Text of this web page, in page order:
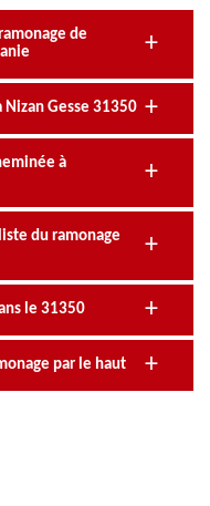
de
Nizan Gesse 31350
à
du ramonage
le 31350
par le haut